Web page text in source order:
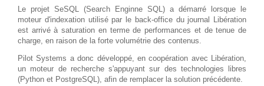
Le projet SeSQL (Search Enginne SQL) a démarré lorsque le
moteur d'indexation utilisé par le back-office du journal Libération
est arrivé à saturation en terme de performances et de tenue de
charge, en raison de la forte volumétrie des contenus.
Pilot Systems a donc développé, en coopération avec Libération,
un moteur de recherche s'appuyant sur des technologies libres
(Python et PostgreSQL), afin de remplacer la solution précédente.